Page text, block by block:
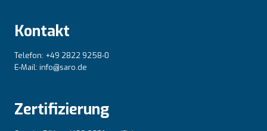
Kontakt
Telefon: +49 2822 9258-0
E-Mail: info@saro.de
Zertifizierung